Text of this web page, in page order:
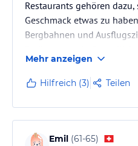
Restaurants gehören
Geschmack etwas zu
Bergbahnen und
Mehr anzeigen
Hilfreich (3) Teilen
Emil (61-65)